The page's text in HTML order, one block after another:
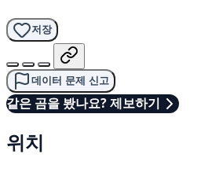
저장
데이터 문제 신고
같은 곰을 봤나요? 제보하기
위치